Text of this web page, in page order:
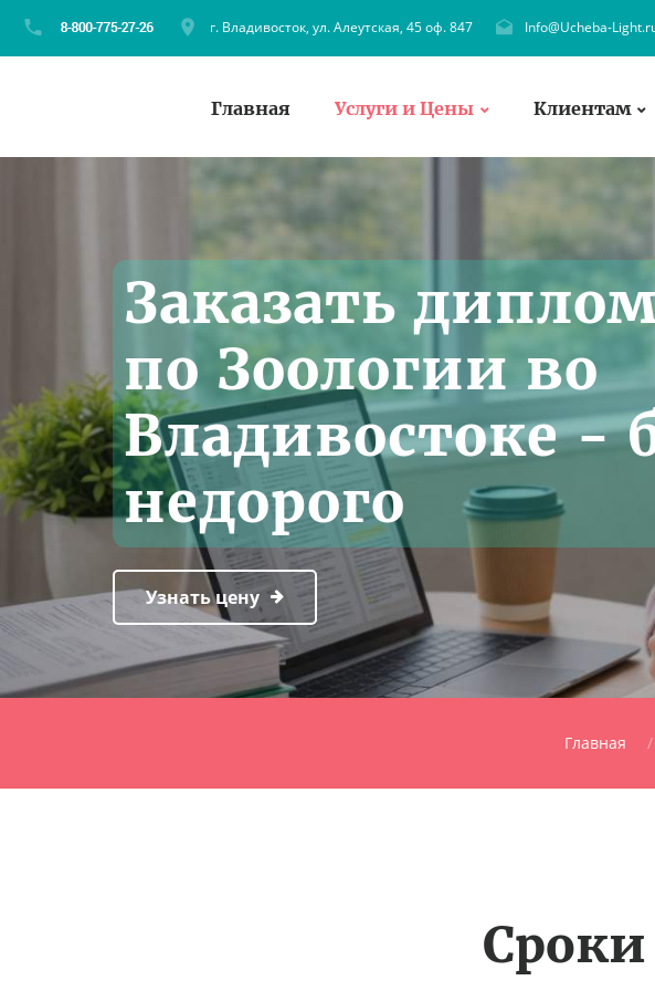
г. Владивосток, ул. Алеутская, 45 оф. 847 Info@Ucheba-
Главная Услуги и Цены Клиентам
Заказать
по Зоологии во
Владивостоке -
недорого
Узнать цену
Главная